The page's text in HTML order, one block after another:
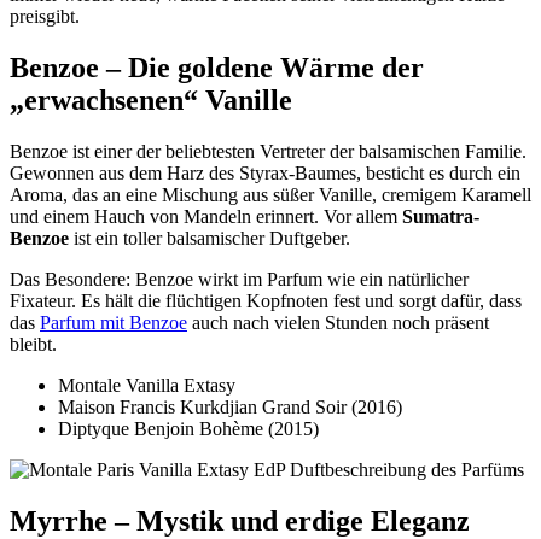
preisgibt.
Benzoe – Die goldene Wärme der
„erwachsenen“ Vanille
Benzoe ist einer der beliebtesten Vertreter der balsamischen Familie.
Gewonnen aus dem Harz des Styrax-Baumes, besticht es durch ein
Aroma, das an eine Mischung aus süßer Vanille, cremigem Karamell
und einem Hauch von Mandeln erinnert. Vor allem Sumatra-
Benzoe ist ein toller balsamischer Duftgeber.
Das Besondere: Benzoe wirkt im Parfum wie ein natürlicher
Fixateur. Es hält die flüchtigen Kopfnoten fest und sorgt dafür, dass
das Parfum mit Benzoe auch nach vielen Stunden noch präsent
bleibt.
Montale Vanilla Extasy
Maison Francis Kurkdjian Grand Soir (2016)
Diptyque Benjoin Bohème (2015)
Myrrhe – Mystik und erdige Eleganz